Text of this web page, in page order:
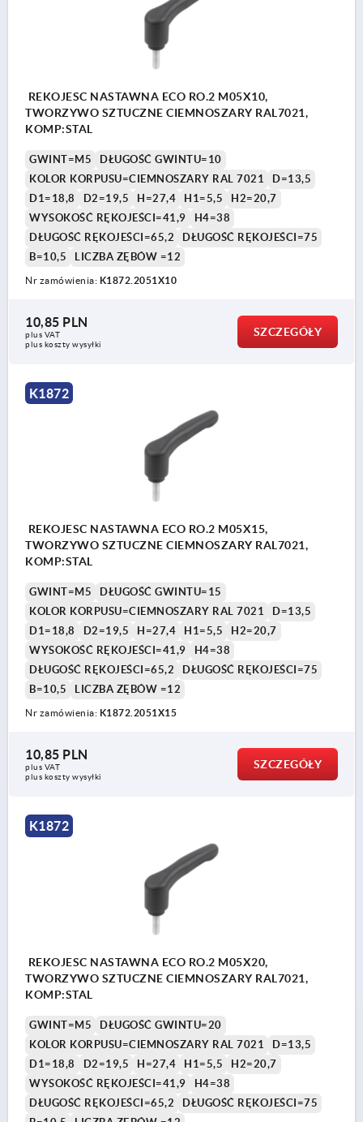
REKOJESC NASTAWNA ECO RO.2 M05X10,
TWORZYWO SZTUCZNE CIEMNOSZARY RAL7021,
KOMP:STAL
GWINT=M5
DŁUGOŚĆ GWINTU=10
KOLOR KORPUSU=CIEMNOSZARY RAL 7021
D=13,5
D1=18,8
D2=19,5 H=27,4 H1=5,5
H2=20,7
WYSOKOŚĆ RĘKOJEŚCI=41,9
H4=38
DŁUGOŚĆ RĘKOJEŚCI=65,2
DŁUGOŚĆ RĘKOJEŚCI=75
B=10,5
LICZBA ZĘBÓW =12
Nr zamówienia: K1872.2051X10
10,85 PLN
plus VAT
plus koszty wysyłki
SZCZEGÓŁY
K1872
REKOJESC NASTAWNA ECO RO.2 M05X15,
TWORZYWO SZTUCZNE CIEMNOSZARY RAL7021,
KOMP:STAL
GWINT=M5
DŁUGOŚĆ GWINTU=15
KOLOR KORPUSU=CIEMNOSZARY RAL 7021
D=13,5
D1=18,8
D2=19,5 H=27,4 H1=5,5
H2=20,7
WYSOKOŚĆ RĘKOJEŚCI=41,9
H4=38
DŁUGOŚĆ RĘKOJEŚCI=65,2
DŁUGOŚĆ RĘKOJEŚCI=75
B=10,5
LICZBA ZĘBÓW =12
Nr zamówienia: K1872.2051X15
10,85 PLN
plus VAT
plus koszty wysyłki
SZCZEGÓŁY
K1872
REKOJESC NASTAWNA ECO RO.2 M05X20,
TWORZYWO SZTUCZNE CIEMNOSZARY RAL7021,
KOMP:STAL
GWINT=M5
DŁUGOŚĆ GWINTU=20
KOLOR KORPUSU=CIEMNOSZARY RAL 7021
D=13,5
D1=18,8
D2=19,5 H=27,4 H1=5,5
H2=20,7
WYSOKOŚĆ RĘKOJEŚCI=41,9
H4=38
DŁUGOŚĆ RĘKOJEŚCI=65,2
DŁUGOŚĆ RĘKOJEŚCI=75